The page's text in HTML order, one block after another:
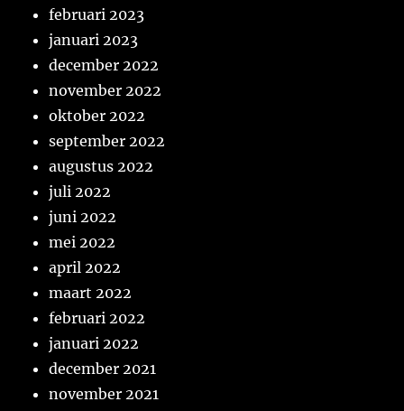
februari 2023
januari 2023
december 2022
november 2022
oktober 2022
september 2022
augustus 2022
juli 2022
juni 2022
mei 2022
april 2022
maart 2022
februari 2022
januari 2022
december 2021
november 2021